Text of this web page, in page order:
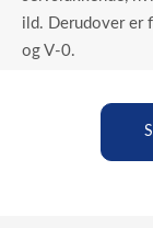
ild. Derudover er
og V-0.